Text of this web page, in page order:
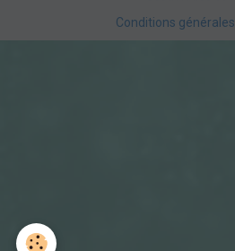
Conditions